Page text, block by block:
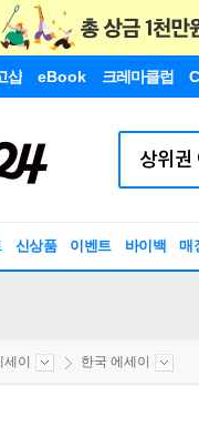
샵 eBook 크레마클럽
신상품 이벤트 바이백 매
세이 한국 에세이